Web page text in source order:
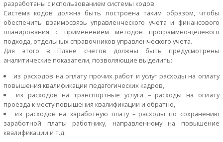
разработаны с использованием системы кодов.
Система кодов должна быть построена таким образом, чтобы
обеспечить взаимосвязь управленческого учета и финансового
планирования с применением методов программно-целевого
подхода, отдельных справочников управленческого учета.
Для этого в Плане счетов должны быть предусмотрены
аналитические показатели, позволяющие выделить:
из расходов на оплату прочих работ и услуг расходы на оплату
повышения квалификации педагогических кадров,
из расходов на транспортные услуги – расходы на оплату
проезда к месту повышения квалификации и обратно,
из расходов на заработную плату – расходы по сохранению
заработной платы работнику, направленному на повышение
квалификации и т.д.